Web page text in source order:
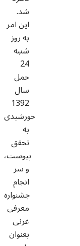
شد.
این امر
به روز
شنبه
24
حمل
سال
1392
خورشیدی
به
تحقق
پیوست،
و سر
انجام
جشنواره
معرفی
غزنی
بعنوان